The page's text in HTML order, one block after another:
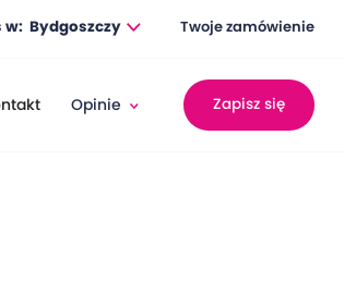
w: Bydgoszczy Twoje zamówienie
Opinie Zapisz się